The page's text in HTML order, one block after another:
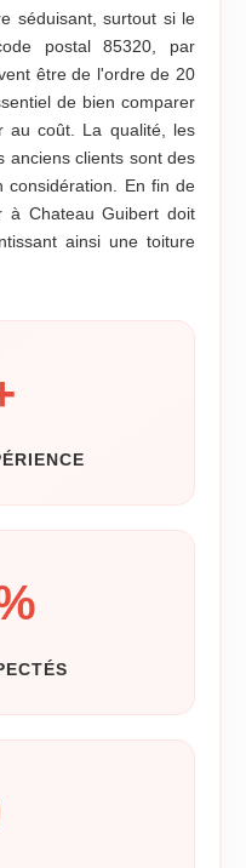
séduisant, surtout si le
postal 85320, par
être de l'ordre de 20
de bien comparer
au coût. La qualité, les
anciens clients sont des
considération. En fin de
à Chateau Guibert doit
ainsi une toiture